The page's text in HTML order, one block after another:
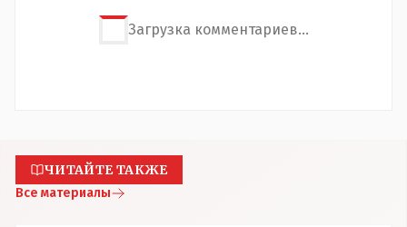
Загрузка комментариев...
ЧИТАЙТЕ ТАКЖЕ
Все материалы